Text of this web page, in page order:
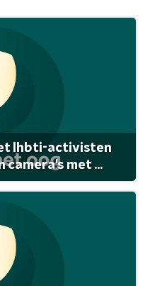
lhbti-activisten
camera's met ...